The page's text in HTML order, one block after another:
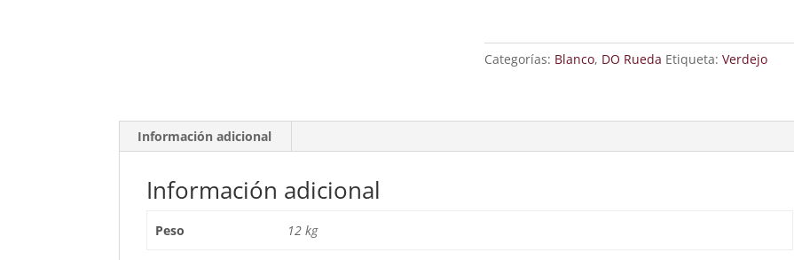
Categorías: Blanco, DO Rueda Etiqueta:Verdejo
Información adicional
Información adicional
Peso 12 kg